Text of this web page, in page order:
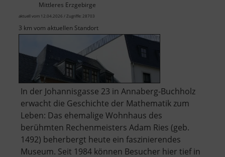
Mittleres Erzgebirge
aktuell vom 12.04.2026 / Zugriffe: 28703
3 km vom aktuellen Standort
In der Johannisgasse 23 in Annaberg-Buchholz
erwacht die Geschichte der Mathematik zum
Leben: Das ehemalige Wohnhaus des
berühmten Rechenmeisters Adam Ries (geb.
1492) beherbergt heute ein faszinierendes
Museum. Seit 1984 können Besucher hier tief in